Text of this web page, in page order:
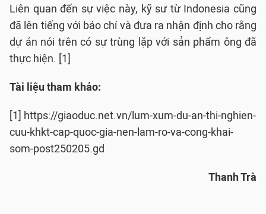
Liên quan đến sự việc này, kỹ sư từ Indonesia cũng
đã lên tiếng với báo chí và đưa ra nhận định cho rằng
dự án nói trên có sự trùng lặp với sản phẩm ông đã
thực hiện. [1]
Tài liệu tham khảo:
[1] https://giaoduc.net.vn/lum-xum-du-an-thi-nghien-
cuu-khkt-cap-quoc-gia-nen-lam-ro-va-cong-khai-
som-post250205.gd
Thanh Trà